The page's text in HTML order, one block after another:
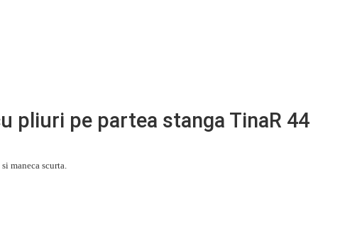
pliuri pe partea stanga TinaR 44
maneca scurta.